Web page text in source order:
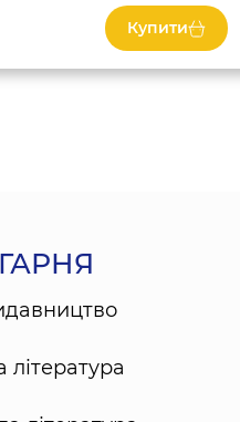
Купити
література